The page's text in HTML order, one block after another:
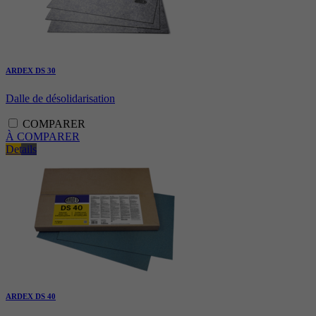
ARDEX DS 30
Dalle de désolidarisation
COMPARER
À COMPARER
Details
ARDEX DS 40